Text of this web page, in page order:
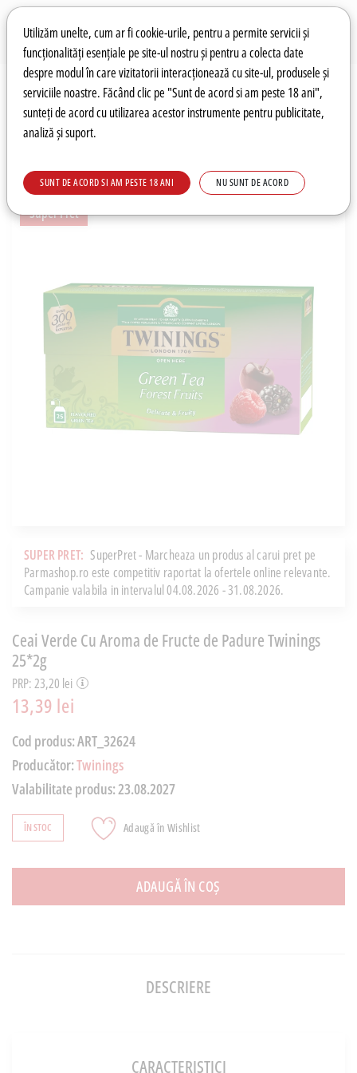
Preferințe pentru cookie-uri
Utilizăm unelte, cum ar fi cookie-urile, pentru a permite servicii și
funcționalități esențiale pe site-ul nostru și pentru a colecta date
despre modul în care vizitatorii interacționează cu site-ul, produsele și
serviciile noastre. Făcând clic pe "Sunt de acord si am peste 18 ani",
sunteți de acord cu utilizarea acestor instrumente pentru publicitate,
analiză și suport.
SUNT DE ACORD SI AM PESTE 18 ANI NU SUNT DE ACORD
Wishlist Autentificare
Super Pret
SUPER PRET: SuperPret - Marcheaza un produs al carui pret pe
Parmashop.ro este competitiv raportat la ofertele online relevante.
Campanie valabila in intervalul 04.08.2026 - 31.08.2026.
Ceai Verde Cu Aroma de Fructe de Padure Twinings
25*2g
PRP: 23,20 lei
13,39 lei
Cod produs:ART_32624
Producător:Twinings
Valabilitate produs:23.08.2027
ÎN STOC Adaugă în Wishlist
ADAUGĂ ÎN COȘ
DESCRIERE
CARACTERISTICI